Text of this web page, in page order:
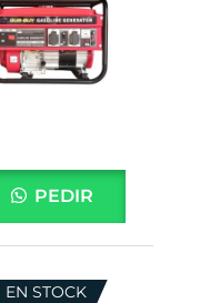
PEDIR
EN STOCK